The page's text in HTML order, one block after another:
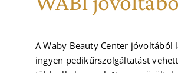
A Waby Beauty Center jóvoltából
ingyen pedikűrszolgáltatást